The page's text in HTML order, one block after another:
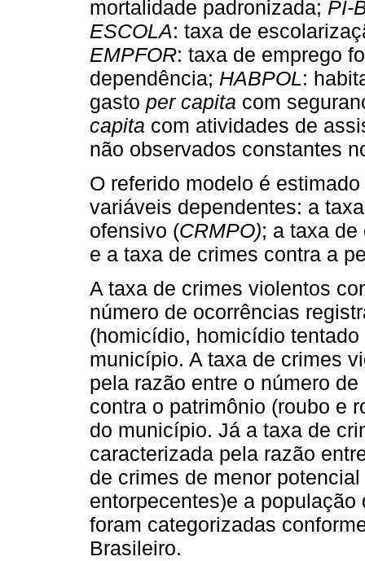
mortalidade padronizada; PI-
ESCOLA: taxa de
EMPFOR: taxa de emprego
dependência; HABPOL:
gasto per capita com
capita com atividades de
não observados constantes
O referido modelo é
variáveis dependentes: a
ofensivo (CRMPO); a taxa de
e a taxa de crimes contra a
A taxa de crimes violentos
número de ocorrências
(homicídio, homicídio
município. A taxa de crimes
pela razão entre o número
contra o patrimônio (roubo e
do município. Já a taxa de
caracterizada pela razão
de crimes de menor
entorpecentes)e a
foram categorizadas
Brasileiro.